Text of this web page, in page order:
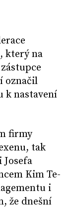
který na
označil
k nastavení
firmy
tak
Josefa
Kim Te-
i
že dnešní